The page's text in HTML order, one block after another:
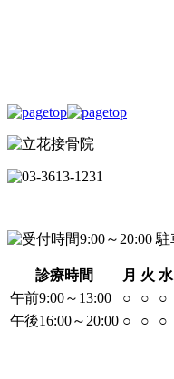
診療時間 月 火 水
午前9:00～13:00
○ ○ ○
午後16:00～20:00 ○ ○ ○